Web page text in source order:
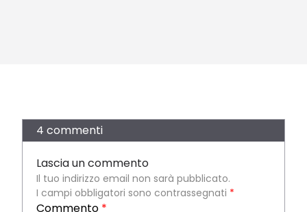
4 commenti
Lascia un commento
Il tuo indirizzo email non sarà pubblicato.
I campi obbligatori sono contrassegnati *
Commento *